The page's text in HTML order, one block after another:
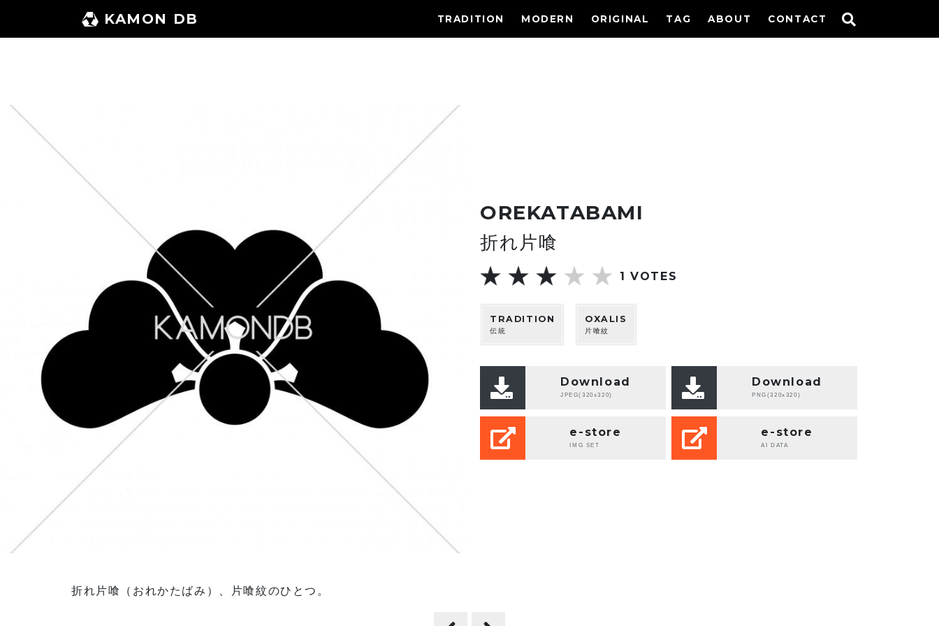
へ
KAMON DB TRADITION MODERN ORIGINAL TAG ABOUT CONTACT
OREKATABAMI
折れ片喰
1 VOTES
TRADITION
伝統
OXALIS
片喰紋
Download
JPEG(320x320)
Download
PNG(320x320)
e-store
IMG SET
e-store
AI DATA
折れ片喰（おれかたばみ）、片喰紋のひとつ。